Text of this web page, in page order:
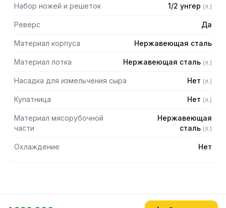
Набор ножей и решеток 1/2 унгер (л.)
Реверс Да
Материал корпуса Нержавеющая сталь
Материал лотка Нержавеющая сталь (л.)
Насадка для измельчения сыра Нет (л.)
Купатница Нет (л.)
Материал мясорубочной
части
Нержавеющая
сталь (л.)
Охлаждение Нет